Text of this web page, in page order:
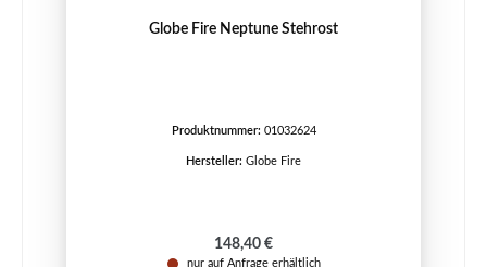
Globe Fire Neptune Stehrost
Produktnummer: 01032624
Hersteller: Globe Fire
Regulärer Preis:
148,40 €
nur auf Anfrage erhältlich